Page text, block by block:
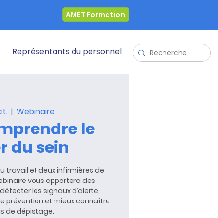
AMET Formation
Représentants du personnel
  |
Webinaire
le
du sein
travail et deux infirmières de
vous apportera des
les signaux d’alerte,
prévention et mieux connaître
de dépistage.